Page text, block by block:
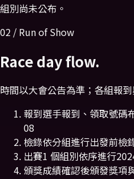
組別尚未公布。
02 / Run of Show
Race day flow.
時間以大會公告為準；各組報
報到選手報到、領取號碼
08
檢錄依分組進行出發前檢
出賽1 個組別依序進行
頒獎成績確認後頒發獎項